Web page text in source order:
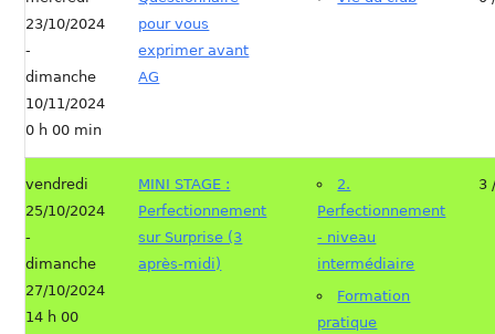
23/10/2024
-
dimanche
10/11/2024
0 h 00 min
pour vous
exprimer avant
AG
vendredi
25/10/2024
-
dimanche
27/10/2024
14 h 00
MINI STAGE :
Perfectionnement
sur Surprise (3
après-midi)
2.
Perfectionnement
- niveau
intermédiaire
Formation
pratique
3